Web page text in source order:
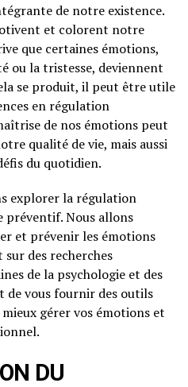
de notre existence.
et colorent notre
que certaines émotions,
ou la tristesse, deviennent
se produit, il peut être utile
en régulation
de nos émotions peut
qualité de vie, mais aussi
du quotidien.
explorer la régulation
préventif. Nous allons
et prévenir les émotions
des recherches
de la psychologie et des
de vous fournir des outils
gérer vos émotions et
DU